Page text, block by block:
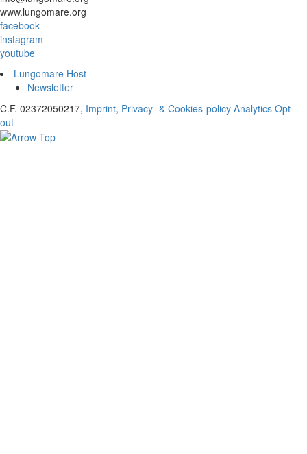
www.lungomare.org
facebook
instagram
youtube
Lungomare Host
Newsletter
C.F. 02372050217, Imprint, Privacy- & Cookies-policy Analytics Opt-
out